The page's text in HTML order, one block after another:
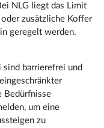
NLG liegt das Limit
zusätzliche Koffer
geregelt werden.
sind barrierefrei und
Bedürfnisse
um eine
zu